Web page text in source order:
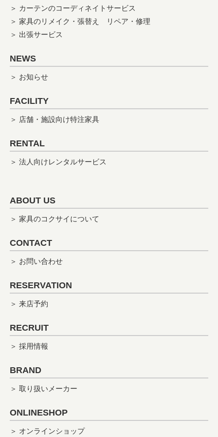
＞ カーテンのコーディネイトサービス
＞ 家具のリメイク・張替え
リペア・修理
＞ 出張サービス
NEWS
＞ お知らせ
FACILITY
＞ 店舗・施設向け特注家具
RENTAL
＞ 法人向けレンタルサービス
ABOUT US
＞ 家具のコクサイについて
CONTACT
＞ お問い合わせ
RESERVATION
＞ 来店予約
RECRUIT
＞ 採用情報
BRAND
＞ 取り扱いメーカー
ONLINESHOP
＞ オンラインショップ